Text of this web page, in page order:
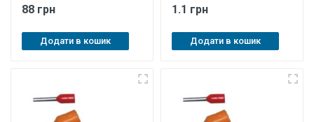
88 грн
Додати в кошик
1.1 грн
Додати в кошик